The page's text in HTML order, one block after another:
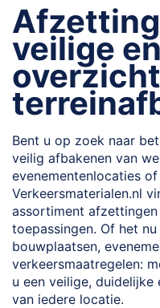
veilige en
Bent u op zoek naar
veilig afbakenen van
evenementenlocaties
Verkeersmaterialen.nl
assortiment
toepassingen. Of het
bouwplaatsen,
verkeersmaatregelen:
u een veilige,
van iedere locatie.